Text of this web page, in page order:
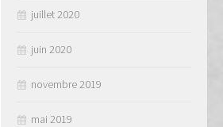
juillet 2020
juin 2020
novembre 2019
mai 2019